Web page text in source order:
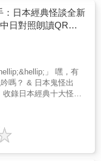
近文法中選出正確答
您清楚理解其用法和
的相近用法，同時提
子重組練習，幫您掌
升口說和寫作技巧。
讓您準備日檢得心應
證書！ ▲隨身萬
查！ 每個單元的文法
還有超實用的文法索
找文法時，這本書就
用耳
東京腔！ 誰說沒時間
只需10分鐘，由地道
法則！ 讀者真心話：
綁在一起記效果驚
書將文法按時間、比
類，讓您一次掌握所
！細微差異對比，讓
。 遇到類似情
記憶，迅速激活一整
項，正確答案馬上浮
&times; 道地生活例
！用關鍵字點出文法
住要點。由專業日籍
讓您一秒理解文法。
字的力量，一學就
您見到漢字，立馬能
字立刻掌握，記住漢
辭典：忘
音順的金鑰索引，查
要，只要翻一翻，即
隨學，讓您的學習效
障礙！ ★聽力無
！利用線上音檔鍛煉
克日檢的秘密武器。
刻烙印您的腦海，加
語聽得清、說得準！
載著精心設計的學習
習效果。只要投入更
們就用同樣的方法， 來
語最佳學習書】 & 從
公式， 只要套用這
變得超簡單， 輕鬆成
高手！ & 【最實用的
所收的100個實用日語
且簡單的例句， 爲使
高運用能力。 會話部
對話。 & 【本書特
本旅遊回來的人，下
的單字排列起來， 就能
：日本經典怪談全新
日對照朗讀QR
」 嘿，有
嗎？ & 日本鬼怪出
錄日本經典十大怪談
本怪談增進日語力，
本書收錄十篇大家耳
讓《四谷怪談》的阿